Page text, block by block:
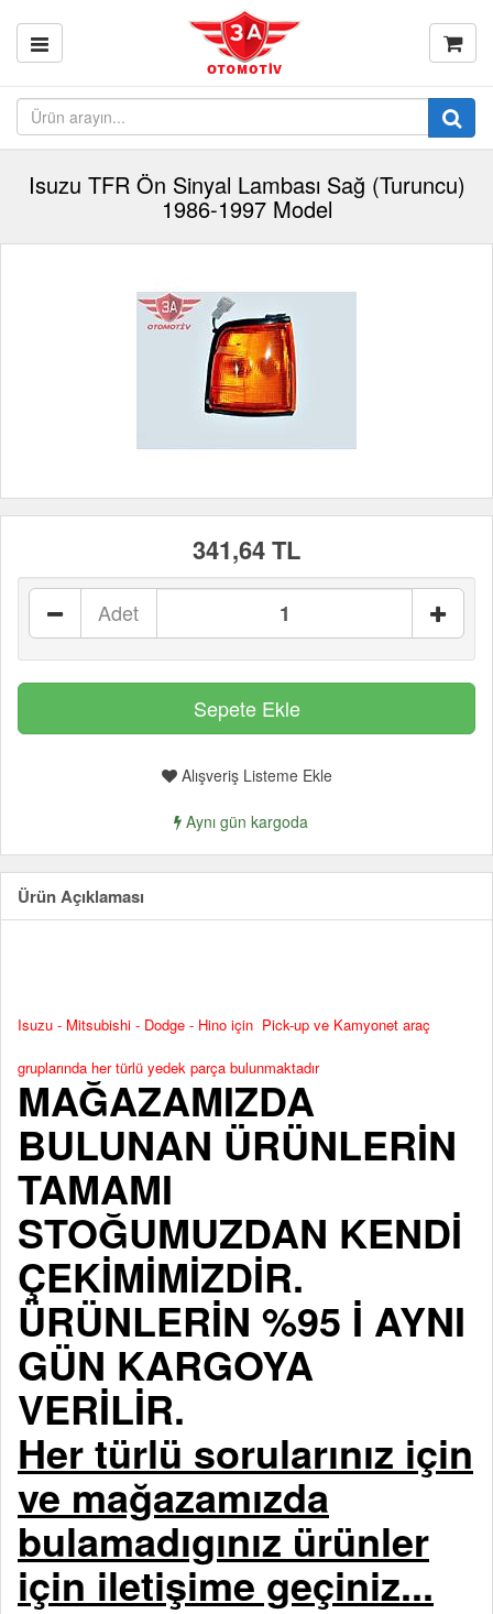
Isuzu TFR Ön Sinyal Lambası Sağ (Turuncu)
1986-1997 Model
341,64 TL
Adet
Alışveriş Listeme Ekle
Aynı gün kargoda
Ürün Açıklaması
Isuzu - Mitsubishi - Dodge - Hino için Pick-up ve Kamyonet araç
gruplarında her türlü yedek parça bulunmaktadır
MAĞAZAMIZDA
BULUNAN ÜRÜNLERİN
TAMAMI
STOĞUMUZDAN KENDİ
ÇEKİMİMİZDİR.
ÜRÜNLERİN %95 İ AYNI
GÜN KARGOYA
VERİLİR.
Her türlü sorularınız için
ve mağazamızda
bulamadıgınız ürünler
için iletişime geçiniz...